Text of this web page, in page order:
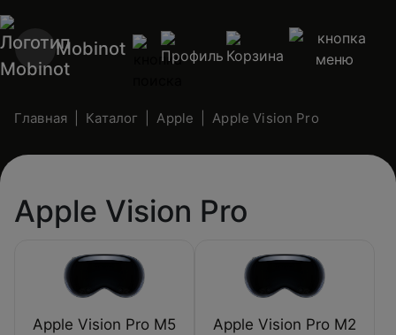
Mobinot
Главная Каталог Apple Apple Vision Pro
Apple Vision Pro
Apple Vision Pro M5
Apple Vision Pro M2